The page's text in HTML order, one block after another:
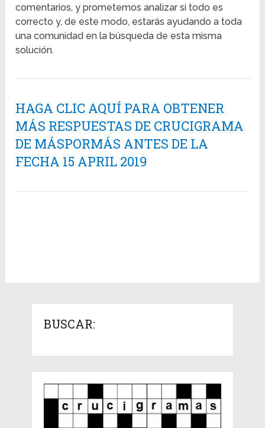
comentarios, y prometemos analizar si todo es
correcto y, de este modo, estarás ayudando a toda
una comunidad en la búsqueda de esta misma
solución.
HAGA CLIC AQUÍ PARA OBTENER
MÁS RESPUESTAS DE CRUCIGRAMA
DE MÁSPORMÁS ANTES DE LA
FECHA 15 APRIL 2019
BUSCAR: